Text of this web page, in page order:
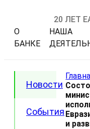
20 ЛЕТ
О
БАНКЕ
НАША
Новости
События
и